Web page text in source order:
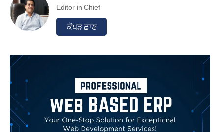
Editor in Chief
ਕੱਪੜ ਛਾਣ